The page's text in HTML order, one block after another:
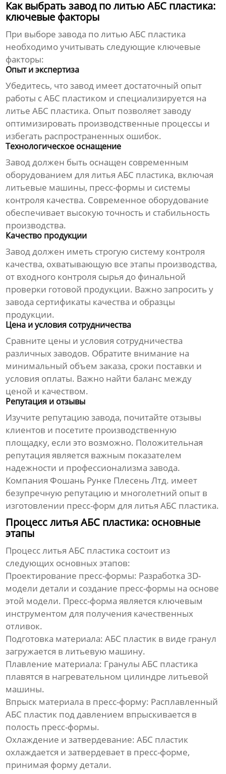
Как выбрать завод по литью АБС пластика:
ключевые факторы
При выборе завода политью АБС пластика
необходимо учитывать следующие ключевые
факторы:
Опыт и экспертиза
Убедитесь, что завод имеет достаточный опыт
работы с АБС пластиком и специализируется на
литье АБС пластика. Опыт позволяет заводу
оптимизировать производственные процессы и
избегать распространенных ошибок.
Технологическое оснащение
Завод должен быть оснащен современным
оборудованием длялитья АБС пластика, включая
литьевые машины, пресс-формы и системы
контроля качества. Современное оборудование
обеспечивает высокую точность и стабильность
производства.
Качество продукции
Завод должен иметь строгую систему контроля
качества, охватывающую все этапы производства,
от входного контроля сырья до финальной
проверки готовой продукции. Важно запросить у
завода сертификаты качества и образцы
продукции.
Цена и условия сотрудничества
Сравните цены и условия сотрудничества
различных заводов. Обратите внимание на
минимальный объем заказа, сроки поставки и
условия оплаты. Важно найти баланс между
ценой и качеством.
Репутация и отзывы
Изучите репутацию завода, почитайте отзывы
клиентов и посетите производственную
площадку, если это возможно. Положительная
репутация является важным показателем
надежности и профессионализма завода.
Компания Фошань Рунке Плесень Лтд. имеет
безупречную репутацию и многолетний опыт в
изготовлении пресс-форм длялитья АБС пластика.
Процесс литья АБС пластика: основные
этапы
Процесслитья АБС пластика состоит из
следующих основных этапов:
Проектирование пресс-формы: Разработка 3D-
модели детали и создание пресс-формы на основе
этой модели. Пресс-форма является ключевым
инструментом для получения качественных
отливок.
Подготовка материала: АБС пластик в виде гранул
загружается в литьевую машину.
Плавление материала: Гранулы АБС пластика
плавятся в нагревательном цилиндре литьевой
машины.
Впрыск материала в пресс-форму: Расплавленный
АБС пластик под давлением впрыскивается в
полость пресс-формы.
Охлаждение и затвердевание: АБС пластик
охлаждается и затвердевает в пресс-форме,
принимая форму детали.